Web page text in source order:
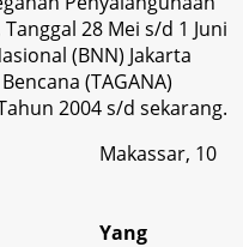
28 Mei s/d 1 Juni
(BNN) Jakarta
(TAGANA)
2004 s/d sekarang.
10